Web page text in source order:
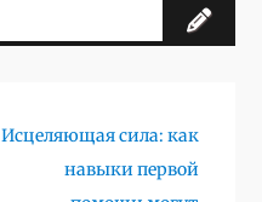
Следующая
запись:
Исцеляющая сила: как
навыки первой